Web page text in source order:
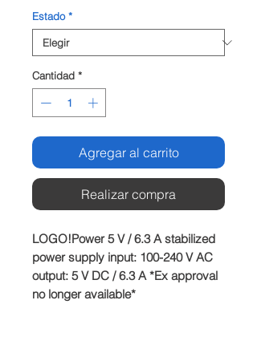
Estado *
Cantidad *
Agregar al carrito
Realizar compra
LOGO!Power 5 V / 6.3 A stabilized
power supply input: 100-240 V AC
output: 5 V DC / 6.3 A *Ex approval
no longer available*